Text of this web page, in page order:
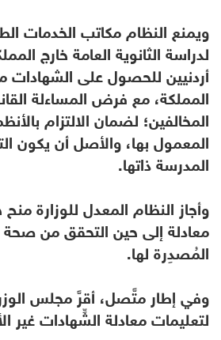
ويمنع النظام مكاتب الخدمات
لدراسة الثانوية العامة خارج
أردنيين للحصول على
المملكة، مع فرض المساءلة
المخالفين؛ لضمان الالتزام
المعمول بها، والأصل أن يكون
المدرسة ذاتها.
وأجاز النظام المعدل للوزارة
معادلة إلى حين التحقق من صحة
المُصدِرة لها.
وفي إطار متَّصل، أقرَّ مجلس
لتعليمات معادلة الشِّهادات غير